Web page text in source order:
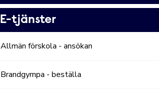
E-tjänster
Allmän förskola - ansökan
Brandgympa - beställa